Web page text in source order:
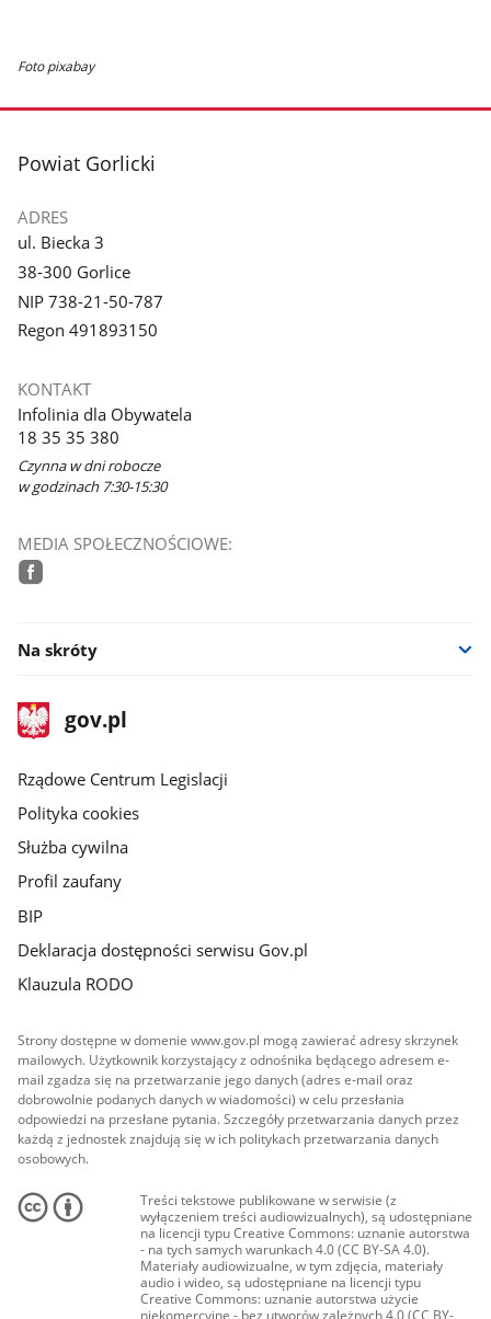
Foto pixabay
stopka
Powiat Gorlicki
ADRES
ul. Biecka 3
38-300 Gorlice
NIP 738-21-50-787
Regon 491893150
KONTAKT
Infolinia dla Obywatela
18 35 35 380
Czynna w dni robocze
w godzinach 7:30-15:30
MEDIA SPOŁECZNOŚCIOWE:
Na skróty
stopka
gov.plStrona
gov.pl
Rządowe Centrum Legislacji
Polityka cookies
Służba cywilna
Profil zaufany
BIP
Deklaracja dostępności serwisu Gov.pl
Klauzula RODO
Strony dostępne w domenie www.gov.pl mogą zawierać adresy skrzynek
mailowych. Użytkownik korzystający z odnośnika będącego adresem e-
mail zgadza się na przetwarzanie jego danych (adres e-mail oraz
dobrowolnie podanych danych w wiadomości) w celu przesłania
odpowiedzi na przesłane pytania. Szczegóły przetwarzania danych przez
każdą z jednostek znajdują się w ich politykach przetwarzania danych
osobowych.
Treści tekstowe publikowane w serwisie (z
wyłączeniem treści audiowizualnych), są udostępniane
na licencji typu Creative Commons: uznanie autorstwa
- na tych samych warunkach 4.0 (CC BY-SA 4.0).
Materiały audiowizualne, w tym zdjęcia, materiały
audio i wideo, są udostępniane na licencji typu
Creative Commons: uznanie autorstwa użycie
niekomercyjne - bez utworów zależnych 4.0 (CC BY-